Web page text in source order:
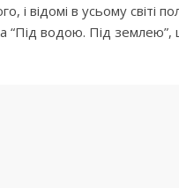
і відомі в усьому світі
“Під водою. Під землею”,